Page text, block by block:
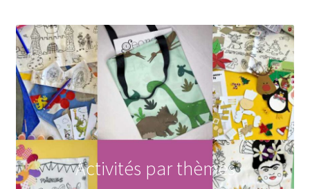
Activités par thèmes